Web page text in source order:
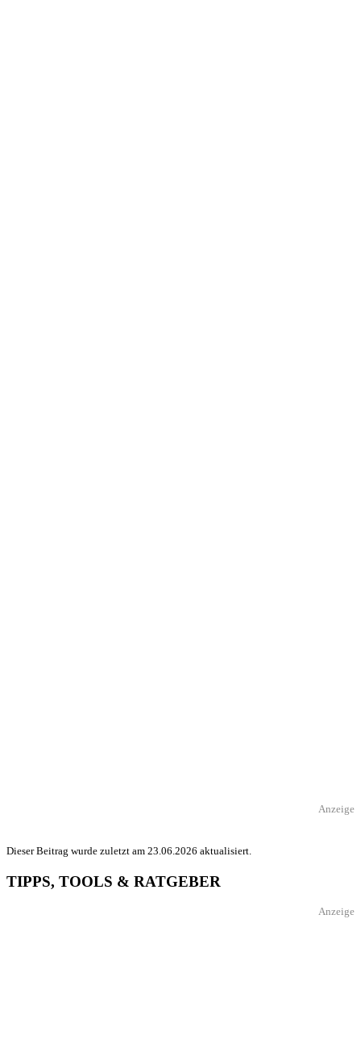
Anzeige
Dieser Beitrag wurde zuletzt am 23.06.2026 aktualisiert.
TIPPS, TOOLS & RATGEBER
Anzeige